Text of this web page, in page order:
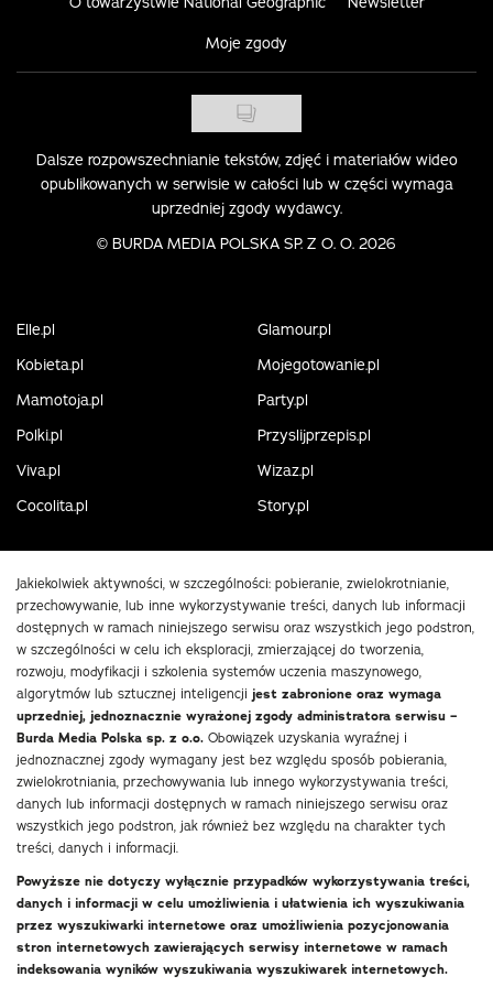
Moje zgody
Dalsze rozpowszechnianie tekstów, zdjęć i materiałów wideo
opublikowanych w serwisie w całości lub w części wymaga
uprzedniej zgody wydawcy.
© BURDA MEDIA POLSKA SP. Z O. O. 2026
Elle.pl
Glamour.pl
Kobieta.pl
Mojegotowanie.pl
Mamotoja.pl
Party.pl
Polki.pl
Przyslijprzepis.pl
Viva.pl
Wizaz.pl
Cocolita.pl
Story.pl
Jakiekolwiek aktywności, w szczególności: pobieranie, zwielokrotnianie,
przechowywanie, lub inne wykorzystywanie treści, danych lub informacji
dostępnych w ramach niniejszego serwisu oraz wszystkich jego podstron,
w szczególności w celu ich eksploracji, zmierzającej do tworzenia,
rozwoju, modyfikacji i szkolenia systemów uczenia maszynowego,
algorytmów lub sztucznej inteligencji jest zabronione oraz wymaga
uprzedniej, jednoznacznie wyrażonej zgody administratora serwisu –
Burda Media Polska sp. z o.o. Obowiązek uzyskania wyraźnej i
jednoznacznej zgody wymagany jest bez względu sposób pobierania,
zwielokrotniania, przechowywania lub innego wykorzystywania treści,
danych lub informacji dostępnych w ramach niniejszego serwisu oraz
wszystkich jego podstron, jak również bez względu na charakter tych
treści, danych i informacji.
Powyższe nie dotyczy wyłącznie przypadków wykorzystywania treści,
danych i informacji w celu umożliwienia i ułatwienia ich wyszukiwania
przez wyszukiwarki internetowe oraz umożliwienia pozycjonowania
stron internetowych zawierających serwisy internetowe w ramach
indeksowania wyników wyszukiwania wyszukiwarek internetowych.